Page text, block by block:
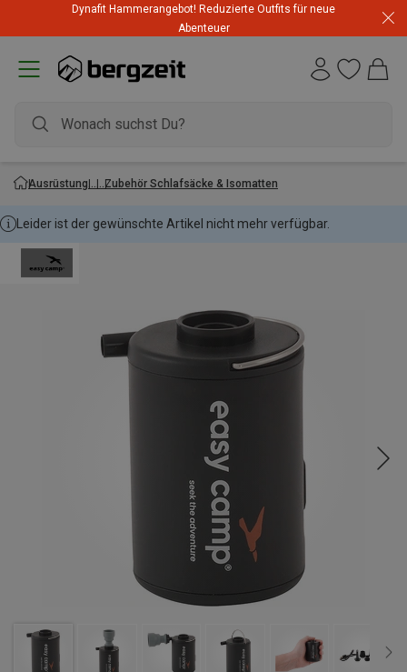
Dynafit Hammerangebot! Reduzierte Outfits für neue
Abenteuer
Ausrüstung Zubehör Schlafsäcke & Isomatten
Leider ist der gewünschte Artikel nicht mehr verfügbar.